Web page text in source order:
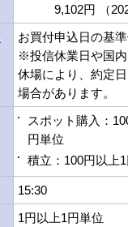
9,102円 （
お買付申込日の基
※投信休業日や国
休場により、約定
場合があります。
スポット購入：
円単位
積立：100円以上
15:30
1円以上1円単位